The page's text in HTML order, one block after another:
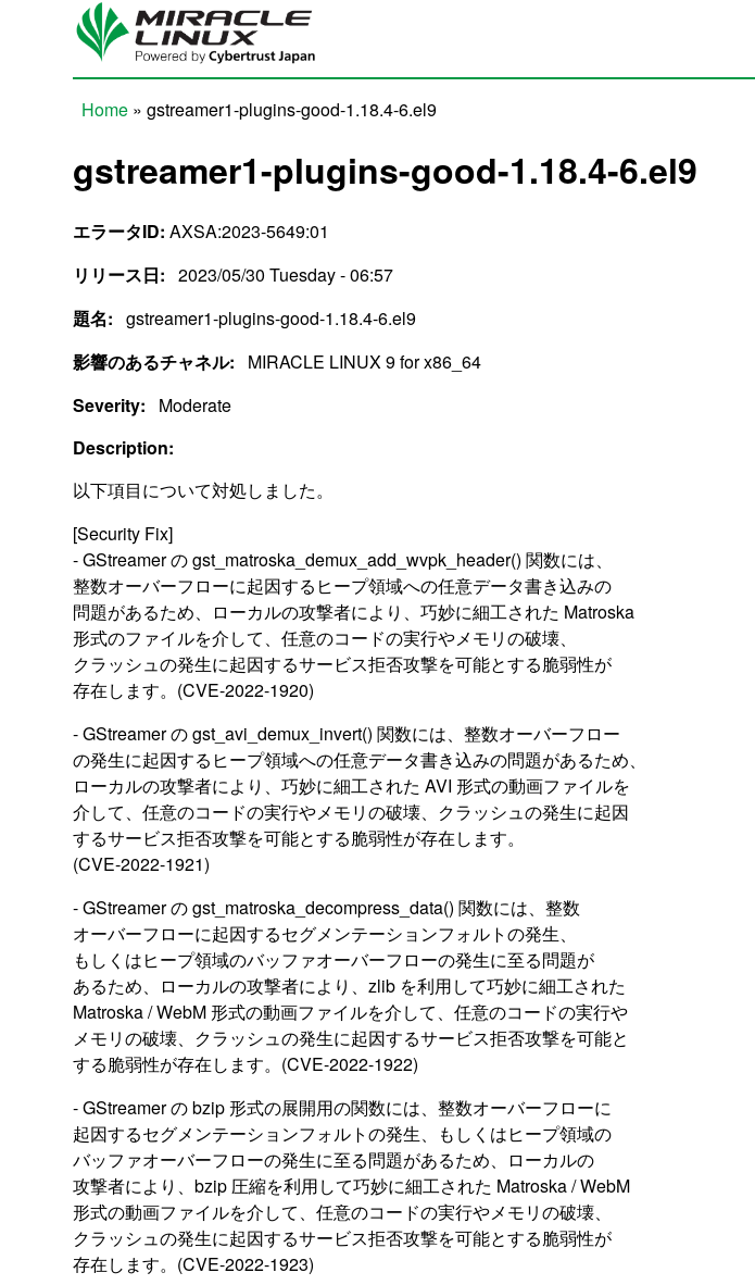
Skip to main content
Home » gstreamer1-plugins-good-1.18.4-6.el9
gstreamer1-plugins-good-1.18.4-6.el9
エラータID: AXSA:2023-5649:01
リリース日: 2023/05/30 Tuesday - 06:57
題名: gstreamer1-plugins-good-1.18.4-6.el9
影響のあるチャネル:
MIRACLE LINUX 9 for x86_64
Severity:
Moderate
Description:
以下項目について対処しました。
[Security Fix]
- GStreamer の gst_matroska_demux_add_wvpk_header() 関数には、
整数オーバーフローに起因するヒープ領域への任意データ書き込みの
問題があるため、ローカルの攻撃者により、巧妙に細工された Matroska
形式のファイルを介して、任意のコードの実行やメモリの破壊、
クラッシュの発生に起因するサービス拒否攻撃を可能とする脆弱性が
存在します。(CVE-2022-1920)
- GStreamer の gst_avi_demux_invert() 関数には、整数オーバーフロー
の発生に起因するヒープ領域への任意データ書き込みの問題があるため、
ローカルの攻撃者により、巧妙に細工された AVI 形式の動画ファイルを
介して、任意のコードの実行やメモリの破壊、クラッシュの発生に起因
するサービス拒否攻撃を可能とする脆弱性が存在します。
(CVE-2022-1921)
- GStreamer の gst_matroska_decompress_data() 関数には、整数
オーバーフローに起因するセグメンテーションフォルトの発生、
もしくはヒープ領域のバッファオーバーフローの発生に至る問題が
あるため、ローカルの攻撃者により、zlib を利用して巧妙に細工された
Matroska / WebM 形式の動画ファイルを介して、任意のコードの実行や
メモリの破壊、クラッシュの発生に起因するサービス拒否攻撃を可能と
する脆弱性が存在します。(CVE-2022-1922)
- GStreamer の bzip 形式の展開用の関数には、整数オーバーフローに
起因するセグメンテーションフォルトの発生、もしくはヒープ領域の
バッファオーバーフローの発生に至る問題があるため、ローカルの
攻撃者により、bzip 圧縮を利用して巧妙に細工された Matroska / WebM
形式の動画ファイルを介して、任意のコードの実行やメモリの破壊、
クラッシュの発生に起因するサービス拒否攻撃を可能とする脆弱性が
存在します。(CVE-2022-1923)